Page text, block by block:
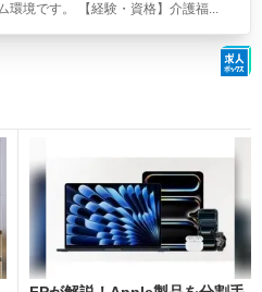
環境です。 【経験・資格】介護福...